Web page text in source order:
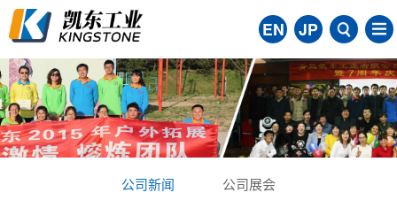
EN JP
公司新闻 公司展会